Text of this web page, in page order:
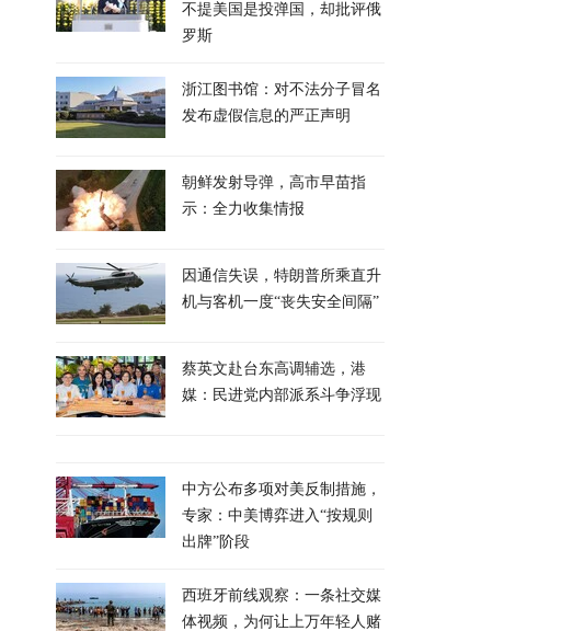
不提美国是投弹国，却批评俄
罗斯
浙江图书馆：对不法分子冒名
发布虚假信息的严正声明
朝鲜发射导弹，高市早苗指
示：全力收集情报
因通信失误，特朗普所乘直升
机与客机一度“丧失安全间隔”
蔡英文赴台东高调辅选，港
媒：民进党内部派系斗争浮现
中方公布多项对美反制措施，
专家：中美博弈进入“按规则
出牌”阶段
西班牙前线观察：一条社交媒
体视频，为何让上万年轻人赌